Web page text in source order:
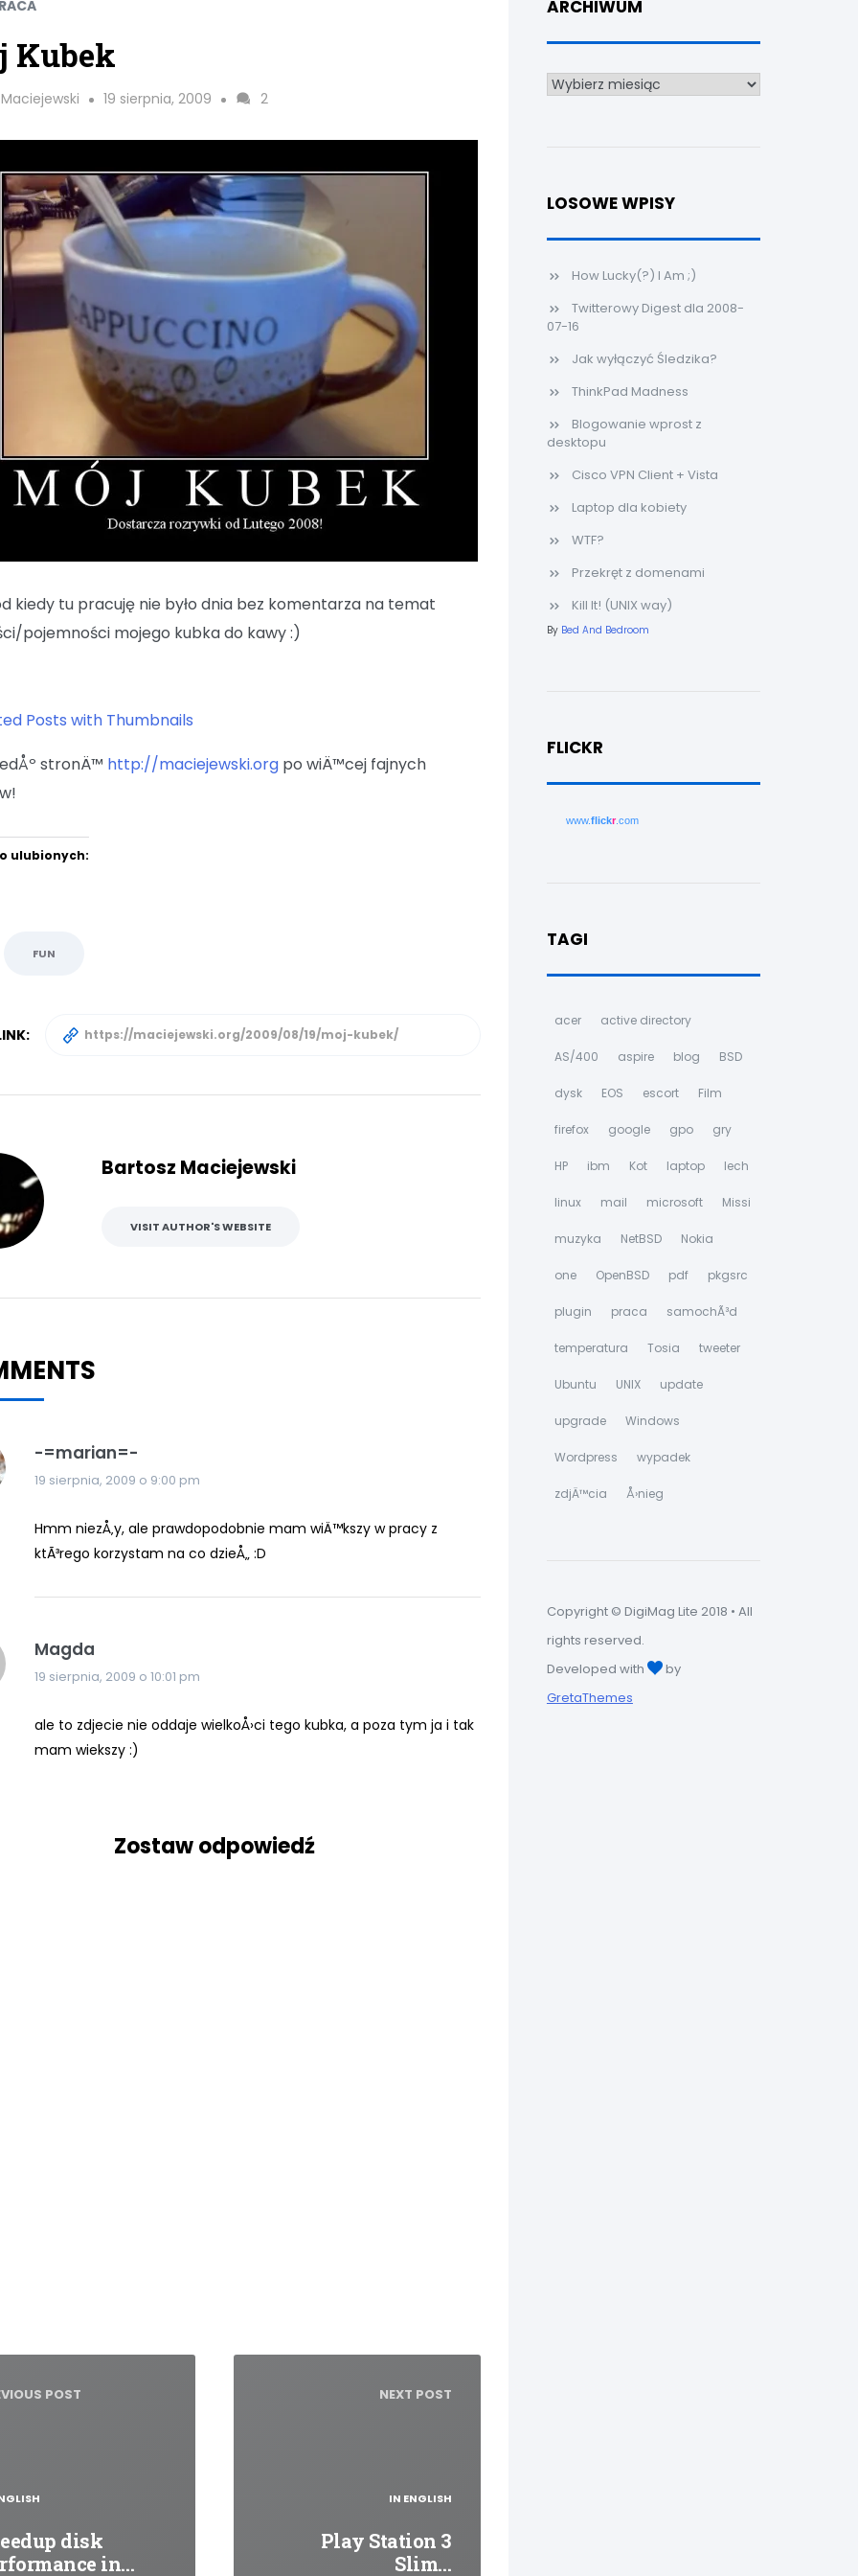
Kubek
19 sierpnia, 2009 2
kiedy tu pracuję nie było dnia bez komentarza na temat
pojemności mojego kubka do kawy :)
stronÄ™ http://maciejewski.org po wiÄ™cej fajnych
ulubionych:
FUN
Bartosz Maciejewski
VISIT AUTHOR'S WEBSITE
-=marian=-
19 sierpnia, 2009 o 9:00 pm
Hmm niezÅ‚y, ale prawdopodobnie mam wiÄ™kszy w pracy z
ktÃ³rego korzystam na co dzieÅ„ :D
Magda
19 sierpnia, 2009 o 10:01 pm
ale to zdjecie nie oddaje wielkoÅ›ci tego kubka, a poza tym ja i tak
mam wiekszy :)
Zostaw odpowiedź
POST
disk
in…
NEXT POST
IN ENGLISH
Play Station 3
Slim…
ARCHIWUM
Archiwum
LOSOWE WPISY
How Lucky(?) I Am ;)
Twitterowy Digest dla 2008-
07-16
Jak wyłączyć Śledzika?
ThinkPad Madness
Blogowanie wprost z
desktopu
Cisco VPN Client + Vista
Laptop dla kobiety
WTF?
Przekręt z domenami
Kill It! (UNIX way)
By Bed And Bedroom
FLICKR
www.flickr .com
TAGI
acer active directory
AS/400 aspire blog BSD
dysk EOS escort Film
firefox google gpo gry
HP ibm Kot laptop lech
linux mail microsoft Missi
muzyka NetBSD Nokia
one OpenBSD pdf pkgsrc
plugin praca samochÃ³d
temperatura Tosia tweeter
Ubuntu UNIX update
upgrade Windows
Wordpress wypadek
zdjÄ™cia Å›nieg
Copyright © DigiMag Lite 2018 • All
rights reserved.
Developed with
by
GretaThemes